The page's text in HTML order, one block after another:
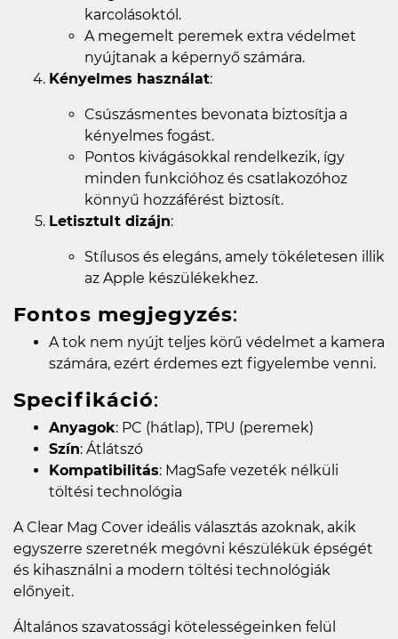
karcolásoktól.
A megemelt peremek extra védelmet
nyújtanak a képernyő számára.
Kényelmes használat:
Csúszásmentes bevonata biztosítja a
kényelmes fogást.
Pontos kivágásokkal rendelkezik, így
minden funkcióhoz és csatlakozóhoz
könnyű hozzáférést biztosít.
Letisztult dizájn:
Stílusos és elegáns, amely tökéletesen illik
az Apple készülékekhez.
Fontos megjegyzés:
A tok nem nyújt teljes körű védelmet a kamera
számára, ezért érdemes ezt figyelembe venni.
Specifikáció:
Anyagok: PC (hátlap), TPU (peremek)
Szín: Átlátszó
Kompatibilitás: MagSafe vezeték nélküli
töltési technológia
A Clear Mag Cover ideális választás azoknak, akik
egyszerre szeretnék megóvni készülékük épségét
és kihasználni a modern töltési technológiák
előnyeit.
Általános szavatossági kötelességeinken felül